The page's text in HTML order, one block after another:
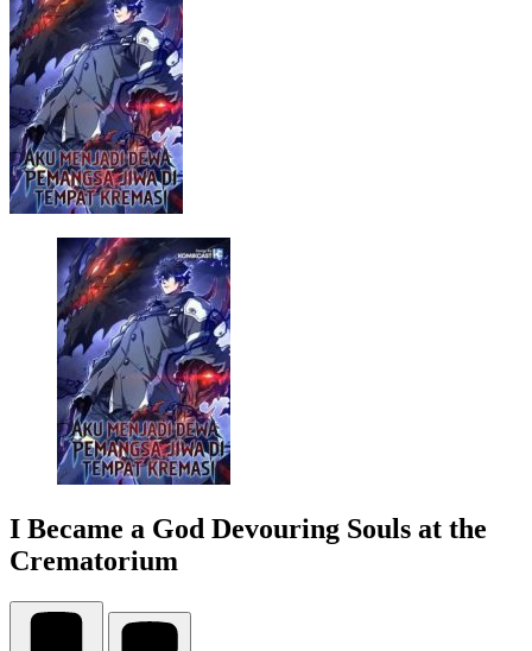
I Became a God Devouring Souls at the
Crematorium